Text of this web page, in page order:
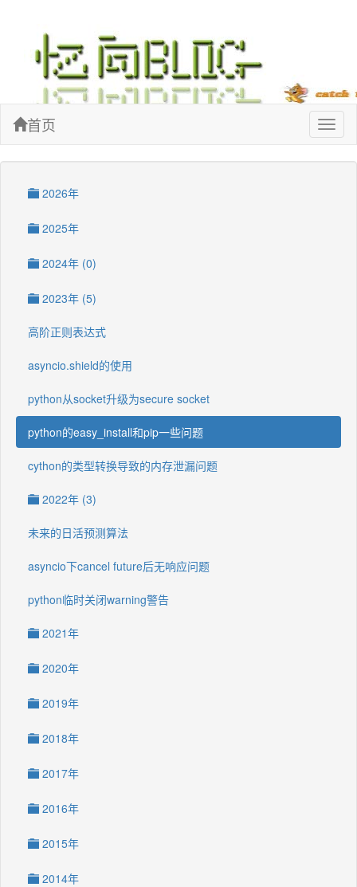
首页
2026年
2025年
2024年 (0)
2023年 (5)
高阶正则表达式
asyncio.shield的使用
python从socket升级为secure socket
python的easy_install和pip一些问题
cython的类型转换导致的内存泄漏问题
2022年 (3)
未来的日活预测算法
asyncio下cancel future后无响应问题
python临时关闭warning警告
2021年
2020年
2019年
2018年
2017年
2016年
2015年
2014年